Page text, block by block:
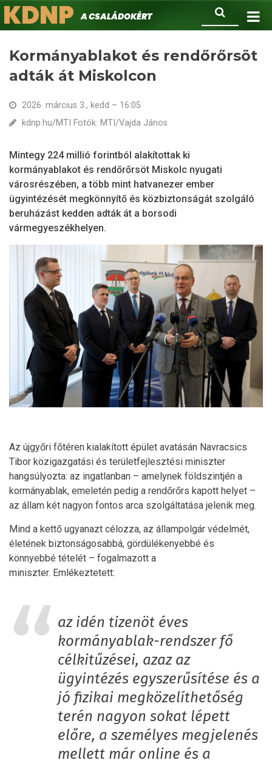
Ugrás
a
Keresés
KDNPA családokért.
Kormányablakot és rendőrőrsöt
adták át Miskolcon
2026. március 3., kedd – 16:05
kdnp.hu/MTI Fotók: MTI/Vajda János
Mintegy 224 millió forintból alakítottak ki
kormányablakot és rendőrőrsöt Miskolc nyugati
városrészében, a több mint hatvanezer ember
ügyintézését megkönnyítő és közbiztonságát szolgáló
beruházást kedden adták át a borsodi
vármegyeszékhelyen.
Az újgyőri főtéren kialakított épület avatásán Navracsics
Tibor közigazgatási és területfejlesztési miniszter
hangsúlyozta: az ingatlanban – amelynek földszintjén a
kormányablak, emeletén pedig a rendőrőrs kapott helyet –
az állam két nagyon fontos arca szolgáltatása jelenik meg.
Mind a kettő ugyanazt célozza, az állampolgár védelmét,
életének biztonságosabbá, gördülékenyebbé és
könnyebbé tételét – fogalmazott a
miniszter. Emlékeztetett:
az idén tizenöt éves
kormányablak-rendszer fő
célkitűzései, azaz az
ügyintézés egyszerűsítése és a
jó fizikai megközelíthetőség
terén nagyon sokat lépett
előre, a személyes megjelenés
mellett már online és a